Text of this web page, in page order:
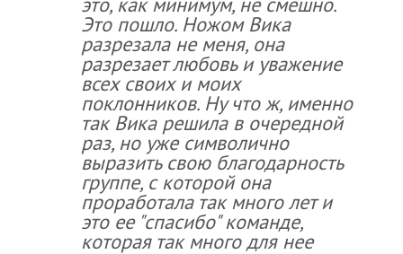
Это пошло. Ножом Вика
разрезала не меня, она
разрезает любовь и уважение
всех своих и моих
поклонников. Ну что ж, именно
так Вика решила в очередной
раз, но уже символично
выразить свою благодарность
группе, с которой она
проработала так много лет и
это ее "спасибо" команде,
которая так много для нее